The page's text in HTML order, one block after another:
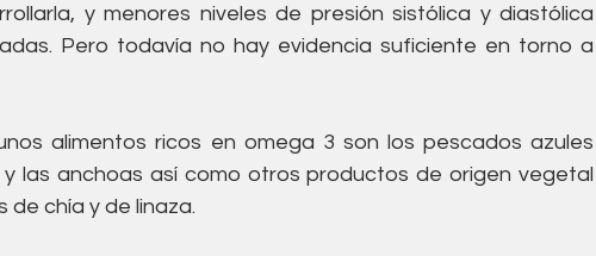
y menores niveles de presión sistólica y diastólica
Pero todavía no hay evidencia suficiente en torno a
alimentos ricos en omega 3 son los pescados azules
las anchoas así como otros productos de origen vegetal
de chía y de linaza.